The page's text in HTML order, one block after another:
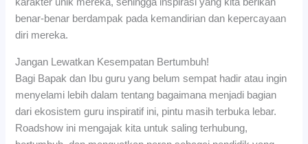
karakter unik mereka, sehingga inspirasi yang kita berikan
benar-benar berdampak pada kemandirian dan kepercayaan
diri mereka.
Jangan Lewatkan Kesempatan Bertumbuh!
Bagi Bapak dan Ibu guru yang belum sempat hadir atau ingin
menyelami lebih dalam tentang bagaimana menjadi bagian
dari ekosistem guru inspiratif ini, pintu masih terbuka lebar.
Roadshow ini mengajak kita untuk saling terhubung,